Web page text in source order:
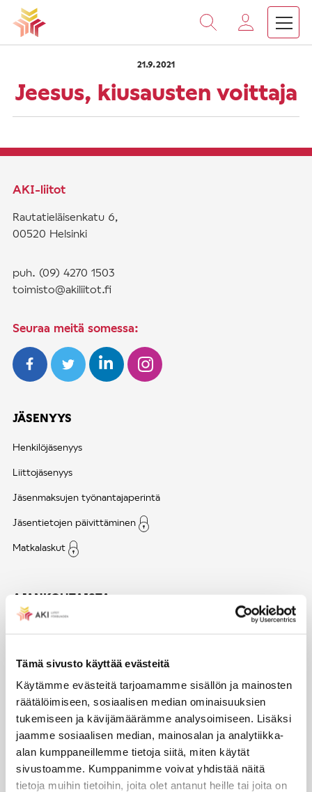
Tämä sivusto käyttää evästeitä
Käytämme evästeitä tarjoamamme sisällön ja mainosten
räätälöimiseen, sosiaalisen median ominaisuuksien
tukemiseen ja kävijämäärämme analysoimiseen. Lisäksi
jaamme sosiaalisen median, mainosalan ja analytiikka-
alan kumppaneillemme tietoja siitä, miten käytät
sivustoamme. Kumppanimme voivat yhdistää näitä
tietoja muihin tietoihin, joita olet antanut heille tai joita on
Vieritä
sisältöön
Etusivu Jeesus, kiusausten voittaja
21.9.2021
Jeesus, kiusausten voittaja
AKI-liitot
Rautatieläisenkatu 6,
00520 Helsinki
puh. (09) 4270 1503
toimisto@akiliitot.fi
Seuraa meitä somessa:
JÄSENYYS
Henkilöjäsenyys
Liittojäsenyys
Jäsenmaksujen työnantajaperintä
Jäsentietojen päivittäminen
Matkalaskut
AJANKOHTAISTA
Crux-lehti
JOBI
TYÖELÄMÄOPAS